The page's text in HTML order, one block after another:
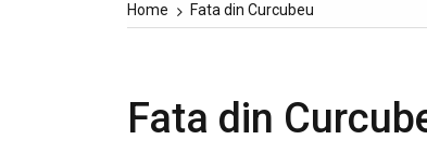
Home Fata din Curcubeu
Fata din